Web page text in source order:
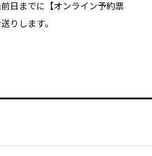
日までに【オンライン予約票
りします。